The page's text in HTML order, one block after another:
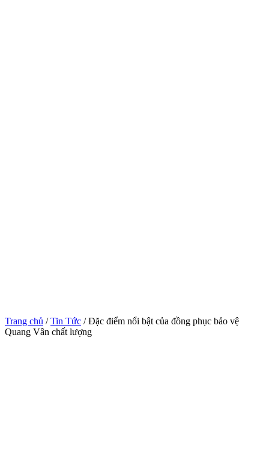
Trang chủ /Tin Tức / Đặc điểm nổi bật của đồng phục bảo vệ
Quang Vân chất lượng